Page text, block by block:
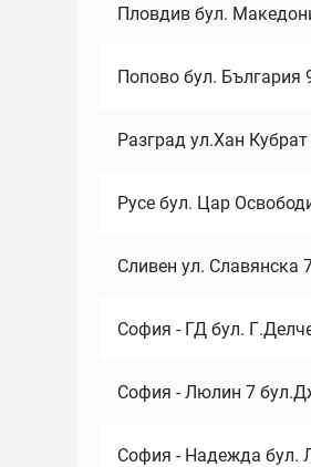
Пловдив бул.
Попово бул. България
Разград ул.Хан Кубрат
Русе бул. Цар
Сливен ул. Славянска
София - ГД бул.
София - Люлин 7
София - Надежда бул.